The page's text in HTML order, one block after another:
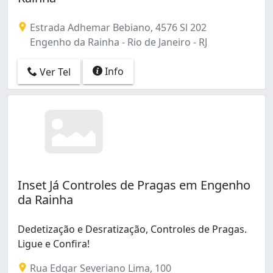
Inhoaíba (1)
Irajá (2)
Jardim Carioca (1)
Jardim Guanabara (2)
Lagoa (1)
Padre Miguel (3)
Pavuna (4)
Pedra de Guaratiba (1)
Penha (3)
Estrada Adhemar Bebiano, 4576 Sl 202
Engenho da Rainha - Rio de Janeiro - RJ
Ver Tel Info
Inset Já Controles de Pragas em Engenho
da Rainha
Dedetização e Desratização, Controles de Pragas.
Ligue e Confira!
Rua Edgar Severiano Lima, 100